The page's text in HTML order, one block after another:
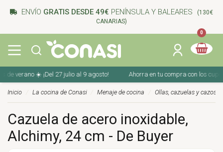
ENVÍO GRATIS DESDE 49€ PENÍNSULA Y BALEARES
(130€
CANARIAS)
0
verano ☀️ ¡Del 27 julio al 9 agosto! Ahorra en tu compra con los
Inicio La cocina de Conasi Menaje de cocina Ollas, cazuelas y cazos
Cazuela de acero inoxidable,
Alchimy, 24 cm - De Buyer